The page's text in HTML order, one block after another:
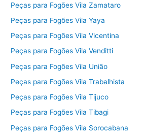
Peças para Fogões Vila Zamataro
Peças para Fogões Vila Yaya
Peças para Fogões Vila Vicentina
Peças para Fogões Vila Venditti
Peças para Fogões Vila União
Peças para Fogões Vila Trabalhista
Peças para Fogões Vila Tijuco
Peças para Fogões Vila Tibagi
Peças para Fogões Vila Sorocabana